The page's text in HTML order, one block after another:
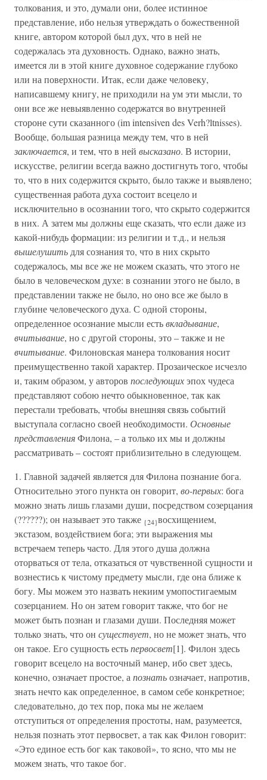
толкования, и это, думали они, более истинное
представление, ибо нельзя утверждать о божественной
книге, автором которой был дух, что в ней не
содержалась эта духовность. Однако, важно знать,
имеется ли в этой книге духовное содержание глубоко
или на поверхности. Итак, если даже человеку,
написавшему книгу, не приходили на ум эти мысли, то
они все же невыявленно содержатся во внутренней
стороне сути сказанного (im intensiven des Verh?ltnisses).
Вообще, большая разница между тем, что в ней
заключается, и тем, что в ней высказано. В истории,
искусстве, религии всегда важно достигнуть того, чтобы
то, что в них содержится скрыто, было также и выявлено;
существенная работа духа состоит всецело и
исключительно в осознании того, что скрыто содержится
в них. А затем мы должны еще сказать, что если даже из
какой-нибудь формации: из религии и т.д., и нельзя
вышелушить для сознания то, что в них скрыто
содержалось, мы все же не можем сказать, что этого не
было в человеческом духе: в сознании этого не было, в
представлении также не было, но оно все же было в
глубине человеческого духа. С одной стороны,
определенное осознание мысли естьвкладывание,
вчитывание, но с другой стороны, это – также и не
вчитывание. Филоновская манера толкования носит
преимущественно такой характер. Прозаическое исчезло
и, таким образом, у авторов последующихэпох чудеса
представляют собою нечто обыкновенное, так как
перестали требовать, чтобы внешняя связь событий
выступала согласно своей необходимости. Основные
представленияФилона, – а только их мы и должны
рассматривать – состоят приблизительно в следующем.
1. Главной задачей является для Филона познание бога.
Относительно этого пункта он говорит, во-первых: бога
можно знать лишь глазами души, посредством созерцания
(??????); он называет это также {24}восхищением,
экстазом, воздействием бога; эти выражения мы
встречаем теперь часто. Для этого душа должна
оторваться от тела, отказаться от чувственной сущности и
вознестись к чистому предмету мысли, где она ближе к
богу. Мы можем это назвать некиим умопостигаемым
созерцанием. Но он затем говорит также, что бог не
может быть познан и глазами души. Последняя может
только знать, что он существует, но не может знать, что
он такое. Его сущность естьпервосвет[1]. Филон здесь
говорит всецело на восточный манер, ибо свет здесь,
конечно, означает простое, а познатьозначает, напротив,
знать нечто как определенное, в самом себе конкретное;
следовательно, до тех пор, пока мы не желаем
отступиться от определения простоты, нам, разумеется,
нельзя познать этот первосвет, а так как Филон говорит:
«Это единое есть бог как таковой», то ясно, что мы не
можем знать, что такое бог.